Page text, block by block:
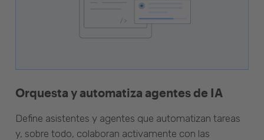
Orquesta y automatiza agentes de IA
Define asistentes y agentes que automatizan tareas
y, sobre todo, colaboran activamente con las